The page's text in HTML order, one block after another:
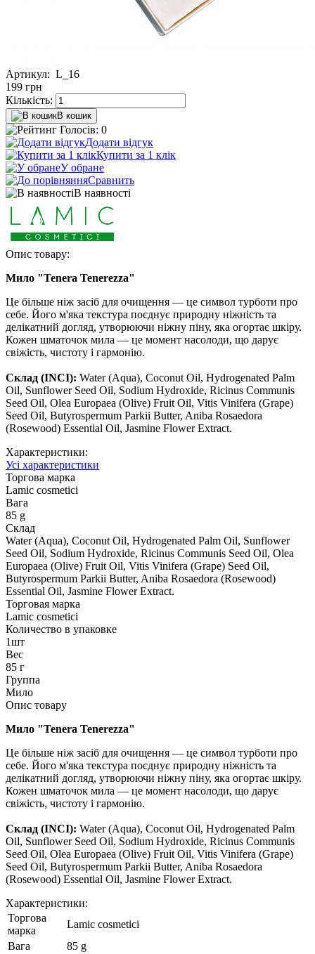
Артикул: L_16
199 грн
Кількість:
В кошик
Голосів: 0
Додати відгук
Купити за 1 клiк
У обране
Сравнить
В наявності
Опис товару:
Мило "Tenera Tenerezza"
Це більше ніж засіб для очищення — це символ турботи про
себе. Його м'яка текстура поєднує природну ніжність та
делікатний догляд, утворюючи ніжну піну, яка огортає шкіру.
Кожен шматочок мила — це момент насолоди, що дарує
свіжість, чистоту і гармонію.
Склад (INCI): Water (Aqua), Coconut Oil, Hydrogenated Palm
Oil, Sunflower Seed Oil, Sodium Hydroxide, Ricinus Communis
Seed Oil, Olea Europaea (Olive) Fruit Oil, Vitis Vinifera (Grape)
Seed Oil, Butyrospermum Parkii Butter, Aniba Rosaedora
(Rosewood) Essential Oil, Jasmine Flower Extract.
Характеристики:
Усі характеристики
Торгова марка
Lamic cosmetici
Вага
85 g
Склад
Water (Aqua), Coconut Oil, Hydrogenated Palm Oil, Sunflower
Seed Oil, Sodium Hydroxide, Ricinus Communis Seed Oil, Olea
Europaea (Olive) Fruit Oil, Vitis Vinifera (Grape) Seed Oil,
Butyrospermum Parkii Butter, Aniba Rosaedora (Rosewood)
Essential Oil, Jasmine Flower Extract.
Торговая марка
Lamic cosmetici
Количество в упаковке
1шт
Вес
85 г
Группа
Мило
Опис товару
Мило "Tenera Tenerezza"
Це більше ніж засіб для очищення — це символ турботи про
себе. Його м'яка текстура поєднує природну ніжність та
делікатний догляд, утворюючи ніжну піну, яка огортає шкіру.
Кожен шматочок мила — це момент насолоди, що дарує
свіжість, чистоту і гармонію.
Склад (INCI): Water (Aqua), Coconut Oil, Hydrogenated Palm
Oil, Sunflower Seed Oil, Sodium Hydroxide, Ricinus Communis
Seed Oil, Olea Europaea (Olive) Fruit Oil, Vitis Vinifera (Grape)
Seed Oil, Butyrospermum Parkii Butter, Aniba Rosaedora
(Rosewood) Essential Oil, Jasmine Flower Extract.
Характеристики:
Торгова
марка
Lamic cosmetici
Вага
85 g